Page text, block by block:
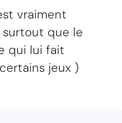
vraiment
surtout que le
qui lui fait
jeux )